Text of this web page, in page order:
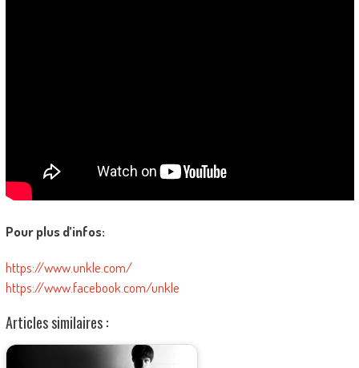
Pour plus d’infos:
https://www.unkle.com/
https://www.facebook.com/unkle
Articles similaires :